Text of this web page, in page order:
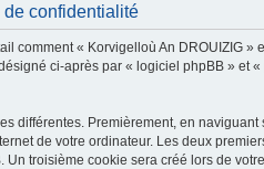
confidentialité
comment « Korvigelloù An DROUIZIG
ci-après par « logiciel phpBB »
différentes. Premièrement, en
de votre ordinateur. Les deux
troisième cookie sera créé lors de